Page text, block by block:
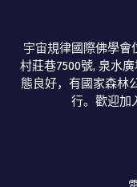
宇宙規律國際佛學會
村莊巷7500號, 泉水
態良好，有國家森林
行。歡迎加